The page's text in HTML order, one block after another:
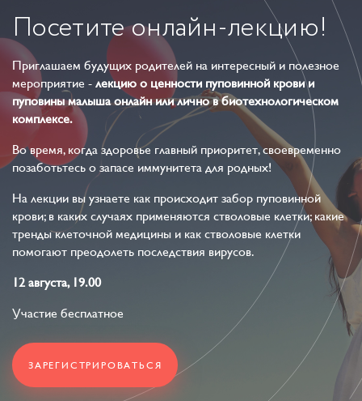
Посетитеонлайн-лекцию!
Приглашаем будущих родителей на интересный и полезное
мероприятие - лекцию о ценности пуповинной крови и
пуповины малыша онлайн или лично в биотехнологическом
комплексе.
Во время, когда здоровье главный приоритет, своевременно
позаботьтесь о запасе иммунитета для родных!
На лекции вы узнаете как происходит забор пуповинной
крови; в каких случаях применяются стволовые клетки; какие
тренды клеточной медицины и как стволовые клетки
помогают преодолеть последствия вирусов.
12 августа, 19.00
Участие бесплатное
ЗАРЕГИСТРИРОВАТЬСЯ